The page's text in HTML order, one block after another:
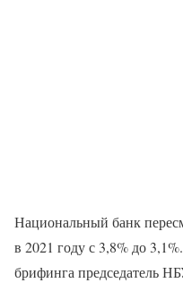
Национальный банк
в 2021 году с 3,8% до
брифинга председатель